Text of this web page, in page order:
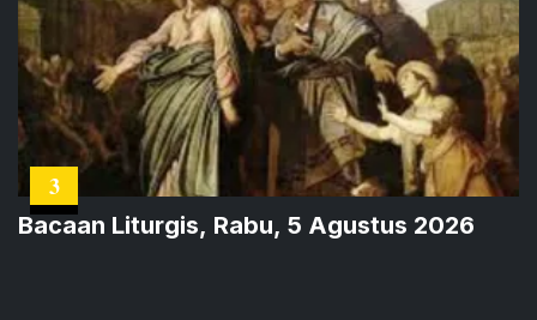
3
Bacaan Liturgis, Rabu, 5 Agustus 2026